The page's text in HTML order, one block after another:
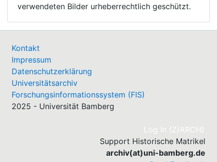
verwendeten Bilder urheberrechtlich geschützt.
Kontakt
Impressum
Datenschutzerklärung
Universitätsarchiv
Forschungsinformationssystem (FIS)
2025 - Universität Bamberg
Log In (Z/ARCH)
Support Historische Matrikel
archiv(at)uni-bamberg.de